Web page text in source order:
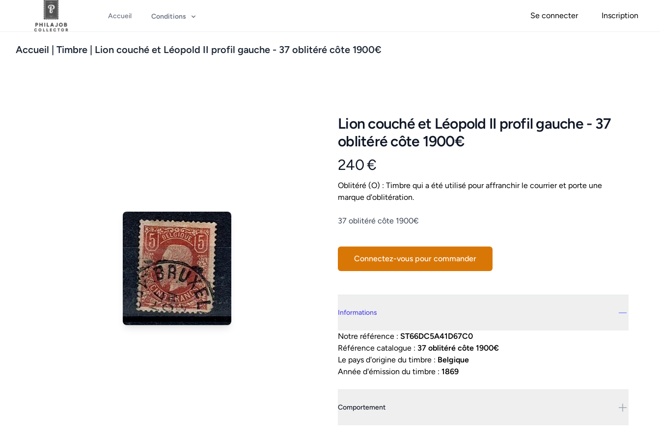
Accueil Conditions Se connecter Inscription
Accueil | Timbre | Lion couché et Léopold II profil gauche - 37 oblitéré côte 1900€
Lion couché et Léopold II profil gauche - 37
oblitéré côte 1900€
Product information
240 €
Conditions
Oblitéré (O) : Timbre qui a été utilisé pour affranchir le courrier et porte une
marque d'oblitération.
Description
37 oblitéré côte 1900€
Connectez-vous pour commander
Informations
Notre référence : ST66DC5A41D67C0
Référence catalogue : 37 oblitéré côte 1900€
Le pays d'origine du timbre : Belgique
Année d'émission du timbre : 1869
Comportement